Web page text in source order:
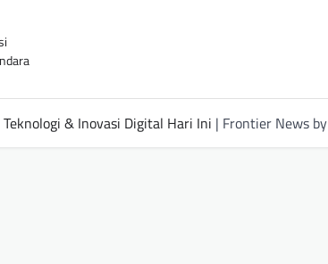
Teknologi & Inovasi Digital Hari Ini | Frontier News by